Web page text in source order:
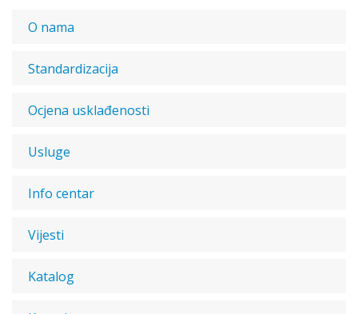
O nama
Standardizacija
Ocjena usklađenosti
Usluge
Info centar
Vijesti
Katalog